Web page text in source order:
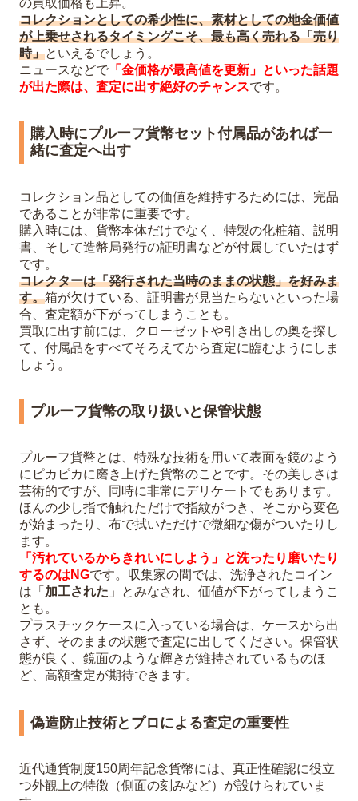
コレクションとしての希少性に、素材としての地金価値
が上乗せされるタイミングこそ、最も高く売れる「売り
時」といえるでしょう。
ニュースなどで 「金価格が最高値を更新」といった話題
が出た際は、査定に出す絶好のチャンスです。
購入時にプルーフ貨幣セット付属品があれば一
緒に査定へ出す
コレクション品としての価値を維持するためには、完品
であることが非常に重要です。
購入時には、貨幣本体だけでなく、特製の化粧箱、説明
書、そして造幣局発行の証明書などが付属していたはず
です。
コレクターは「発行された当時のままの状態」を好みま
す。箱が欠けている、証明書が見当たらないといった場
合、査定額が下がってしまうことも。
買取に出す前には、クローゼットや引き出しの奥を探し
て、付属品をすべてそろえてから査定に臨むようにしま
しょう。
プルーフ貨幣の取り扱いと保管状態
プルーフ貨幣とは、特殊な技術を用いて表面を鏡のよう
にピカピカに磨き上げた貨幣のことです。その美しさは
芸術的ですが、同時に非常にデリケートでもあります。
ほんの少し指で触れただけで指紋がつき、そこから変色
が始まったり、布で拭いただけで微細な傷がついたりし
ます。
「汚れているからきれいにしよう」と洗ったり磨いたり
するのはNGです。収集家の間では、洗浄されたコイン
は「 加工された 」とみなされ、価値が下がってしまうこ
とも。
プラスチックケースに入っている場合は、ケースから出
さず、そのままの状態で査定に出してください。保管状
態が良く、鏡面のような輝きが維持されているものほ
ど、高額査定が期待できます。
偽造防止技術とプロによる査定の重要性
近代通貨制度150周年記念貨幣には、真正性確認に役立
つ外観上の特徴（側面の刻みなど）が設けられていま